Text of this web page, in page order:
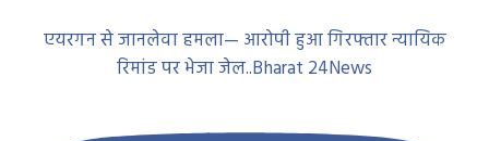
एयरगन से जानलेवा हमला— आरोपी हुआ गिरफ्तार न्यायिक
रिमांड पर भेजा जेल..Bharat 24News